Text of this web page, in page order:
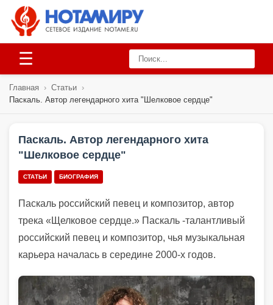
☰
Главная › Статьи ›
Паскаль. Автор легендарного хита "Шелковое сердце"
Паскаль. Автор легендарного хита
"Шелковое сердце"
СТАТЬИ БИОГРАФИЯ
Паскаль российский певец и композитор, автор
трека «Щелковое сердце.» Паскаль -талантливый
российский певец и композитор, чья музыкальная
карьера началась в середине 2000-х годов.